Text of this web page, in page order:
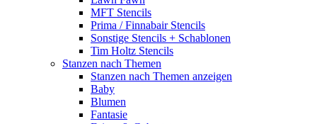
MFT Stencils
Prima / Finnabair Stencils
Sonstige Stencils + Schablonen
Tim Holtz Stencils
Stanzen nach Themen
Stanzen nach Themen anzeigen
Baby
Blumen
Fantasie